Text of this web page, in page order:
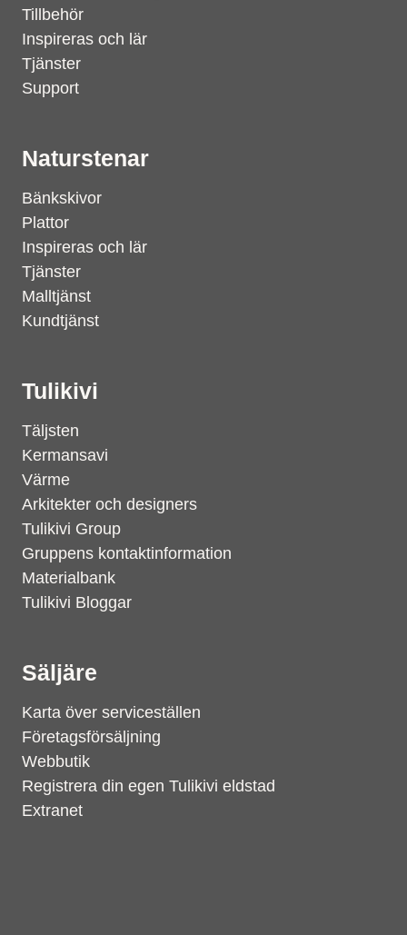
Tillbehör
Inspireras och lär
Tjänster
Support
Naturstenar
Bänkskivor
Plattor
Inspireras och lär
Tjänster
Malltjänst
Kundtjänst
Tulikivi
Täljsten
Kermansavi
Värme
Arkitekter och designers
Tulikivi Group
Gruppens kontaktinformation
Materialbank
Tulikivi Bloggar
Säljäre
Karta över serviceställen
Företagsförsäljning
Webbutik
Registrera din egen Tulikivi eldstad
Extranet